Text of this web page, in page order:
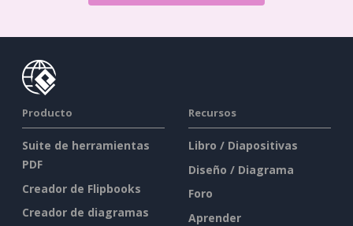
Producto
Suite de herramientas
PDF
Creador de Flipbooks
Creador de diagramas
Recursos
Libro / Diapositivas
Diseño / Diagrama
Foro
Aprender